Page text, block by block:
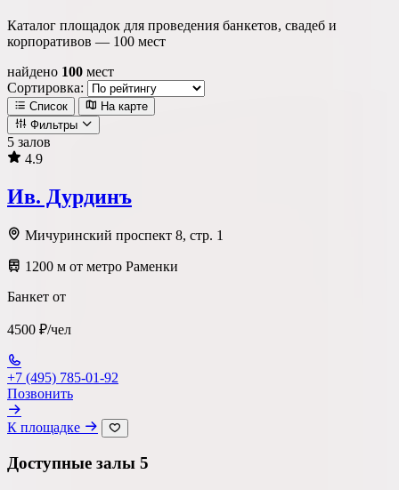
Каталог площадок для проведения банкетов, свадеб и
корпоративов — 100 мест
найдено 100 мест
Сортировка:
Список
На карте
Фильтры
Локация
Метро Район Округ
Тип площадки
Банкетный зал
Лофт
5 залов
4.9
Ив. Дурдинъ
Мичуринский проспект 8, стр. 1
1200 м от метро Раменки
Банкет от
4500 ₽/чел
+7 (495) 785-01-92
Позвонить
К площадке
Доступные залы 5